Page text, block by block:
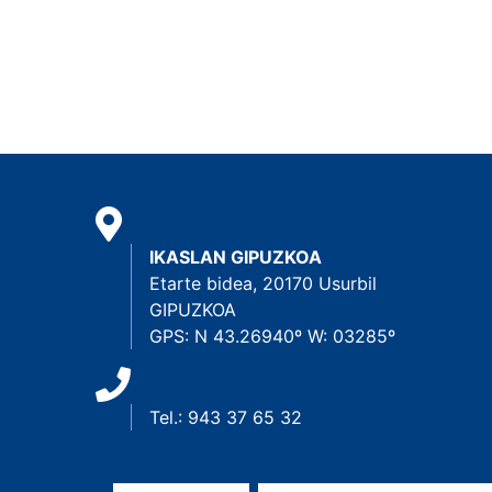
IKASLAN GIPUZKOA
Etarte bidea, 20170 Usurbil
GIPUZKOA
GPS: N 43.26940º W: 03285º
Tel.: 943 37 65 32